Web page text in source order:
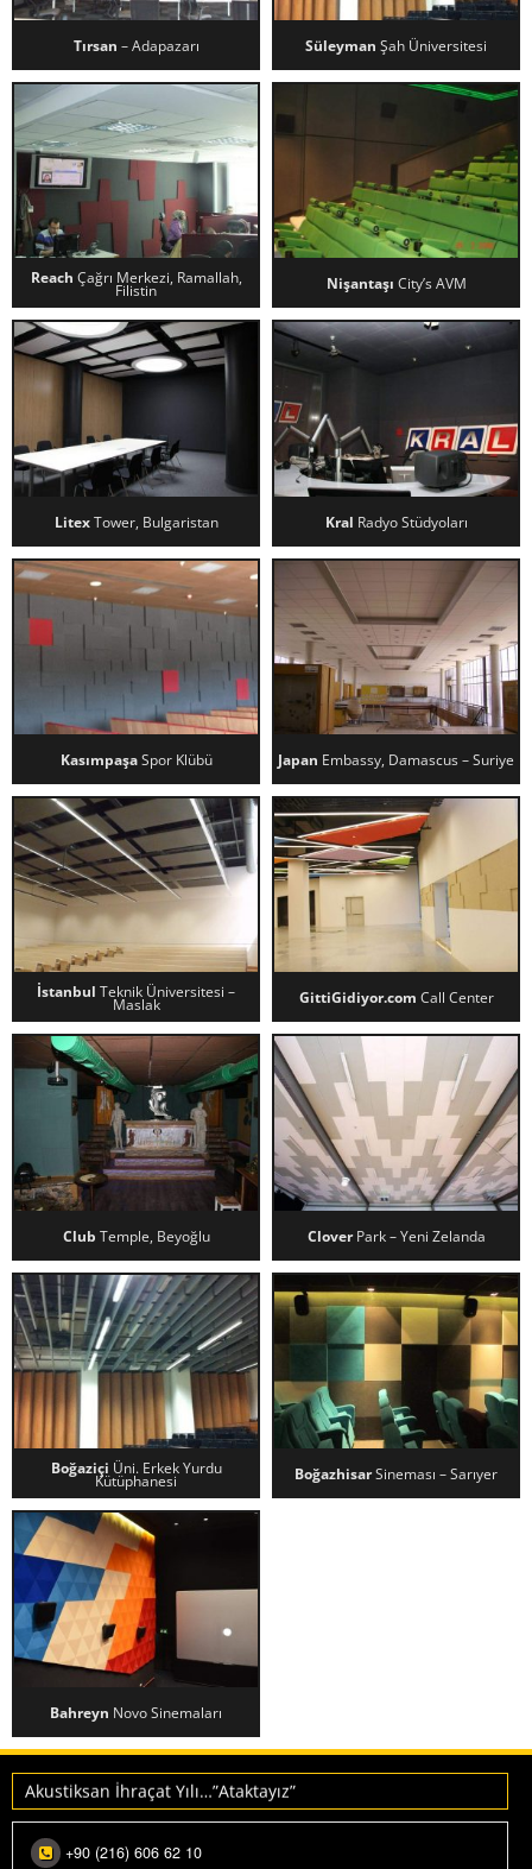
TIRSAN – ADAPAZARI
Tırsan – Adapazarı
SÜLEYMAN ŞAH ÜNIVERSITESI
Süleyman Şah Üniversitesi
REACH ÇAĞRI MERKEZI,
RAMALLAH, FILISTIN
Reach Çağrı Merkezi, Ramallah,
Filistin
NIŞANTAŞI CITY’S AVM
Nişantaşı City’s AVM
LITEX TOWER, BULGARISTAN
LitexTower, Bulgaristan
KRAL RADYO STÜDYOLARI
Kral Radyo Stüdyoları
KASIMPAŞA SPOR KLÜBÜ
KasımpaşaSpor Klübü
JAPAN EMBASSY, DAMASCUS –
SURIYE
Japan Embassy, Damascus – Suriye
İSTANBUL TEKNIK ÜNIVERSITESI
– MASLAK
İstanbul Teknik Üniversitesi –
Maslak
GITTIGIDIYOR.COM CALL
CENTER
GittiGidiyor.com Call Center
CLUB TEMPLE, BEYOĞLU
Club Temple, Beyoğlu
CLOVER PARK – YENI ZELANDA
CloverPark – Yeni Zelanda
BOĞAZIÇI ÜNI. ERKEK YURDU
KÜTÜPHANESI
Boğaziçi Üni. Erkek Yurdu
Kütüphanesi BoğazhisarSineması – Sarıyer
BAHREYN NOVO SINEMALARI
Bahreyn Novo Sinemaları
Makedonya ihracatımız üretime alındı.
Akustiksan İhraçat Yılı…”Ataktayız”
+90 (216) 606 62 10